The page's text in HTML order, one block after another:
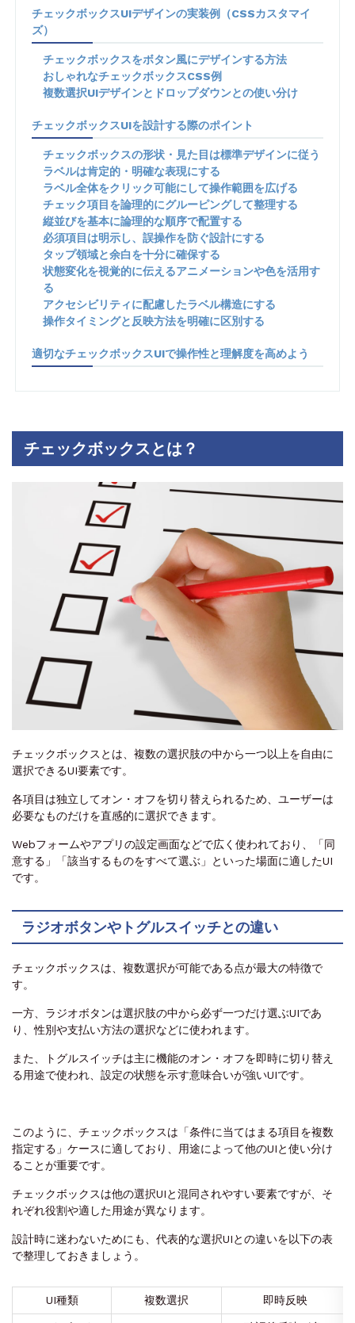
チェックボックスUIデザインの実装例（CSSカスタマイ
ズ）
チェックボックスをボタン風にデザインする方法
おしゃれなチェックボックスCSS例
複数選択UIデザインとドロップダウンとの使い分け
チェックボックスUIを設計する際のポイント
チェックボックスの形状・見た目は標準デザインに従う
ラベルは肯定的・明確な表現にする
ラベル全体をクリック可能にして操作範囲を広げる
チェック項目を論理的にグルーピングして整理する
縦並びを基本に論理的な順序で配置する
必須項目は明示し、誤操作を防ぐ設計にする
タップ領域と余白を十分に確保する
状態変化を視覚的に伝えるアニメーションや色を活用す
る
アクセシビリティに配慮したラベル構造にする
操作タイミングと反映方法を明確に区別する
適切なチェックボックスUIで操作性と理解度を高めよう
チェックボックスとは？
チェックボックスとは、複数の選択肢の中から一つ以上を自由に
選択できるUI要素です。
各項目は独立してオン・オフを切り替えられるため、ユーザーは
必要なものだけを直感的に選択できます。
Webフォームやアプリの設定画面などで広く使われており、「同
意する」「該当するものをすべて選ぶ」といった場面に適したUI
です。
ラジオボタンやトグルスイッチとの違い
チェックボックスは、複数選択が可能である点が最大の特徴で
す。
一方、ラジオボタンは選択肢の中から必ず一つだけ選ぶUIであ
り、性別や支払い方法の選択などに使われます。
また、トグルスイッチは主に機能のオン・オフを即時に切り替え
る用途で使われ、設定の状態を示す意味合いが強いUIです。
このように、チェックボックスは「条件に当てはまる項目を複数
指定する」ケースに適しており、用途によって他のUIと使い分け
ることが重要です。
チェックボックスは他の選択UIと混同されやすい要素ですが、そ
れぞれ役割や適した用途が異なります。
設計時に迷わないためにも、代表的な選択UIとの違いを以下の表
で整理しておきましょう。
UI種類 複数選択 即時反映